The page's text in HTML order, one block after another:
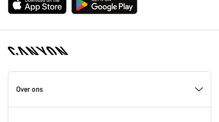
Canyon
Homepage
Over ons